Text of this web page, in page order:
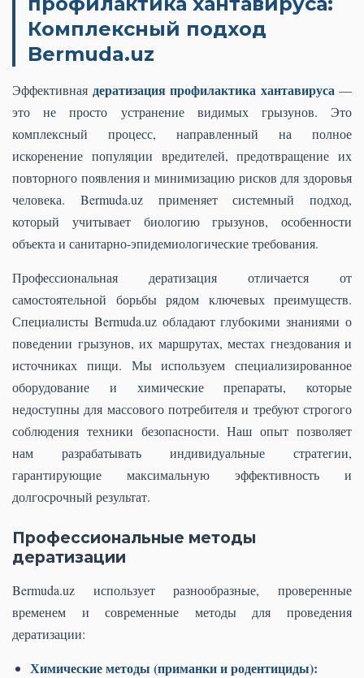
Комплексный подход
Bermuda.uz
Эффективная дератизация профилактика хантавируса —
это не просто устранение видимых грызунов. Это
комплексный процесс, направленный на полное
искоренение популяции вредителей, предотвращение их
повторного появления и минимизацию рисков для здоровья
человека. Bermuda.uz применяет системный подход,
который учитывает биологию грызунов, особенности
объекта и санитарно-эпидемиологические требования.
Профессиональная дератизация отличается от
самостоятельной борьбы рядом ключевых преимуществ.
Специалисты Bermuda.uz обладают глубокими знаниями о
поведении грызунов, их маршрутах, местах гнездования и
источниках пищи. Мы используем специализированное
оборудование и химические препараты, которые
недоступны для массового потребителя и требуют строгого
соблюдения техники безопасности. Наш опыт позволяет
нам разрабатывать индивидуальные стратегии,
гарантирующие максимальную эффективность и
долгосрочный результат.
Профессиональные методы
дератизации
Bermuda.uz использует разнообразные, проверенные
временем и современные методы для проведения
дератизации:
Химические методы (приманки и родентициды):